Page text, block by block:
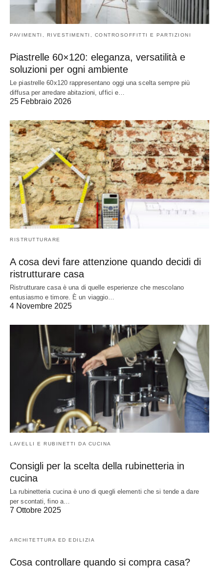
PAVIMENTI, RIVESTIMENTI, CONTROSOFFITTI E PARTIZIONI
Piastrelle 60×120: eleganza, versatilità e
soluzioni per ogni ambiente
Le piastrelle 60x120 rappresentano oggi una scelta sempre più
diffusa per arredare abitazioni, uffici e…
25 Febbraio 2026
RISTRUTTURARE
A cosa devi fare attenzione quando decidi di
ristrutturare casa
Ristrutturare casa è una di quelle esperienze che mescolano
entusiasmo e timore. È un viaggio…
4 Novembre 2025
LAVELLI E RUBINETTI DA CUCINA
Consigli per la scelta della rubinetteria in
cucina
La rubinetteria cucina è uno di quegli elementi che si tende a dare
per scontati, fino a…
7 Ottobre 2025
ARCHITETTURA ED EDILIZIA
Cosa controllare quando si compra casa?